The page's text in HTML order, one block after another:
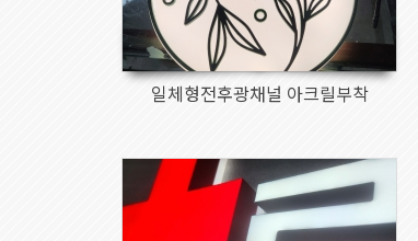
일체형전후광채널 아크릴부착